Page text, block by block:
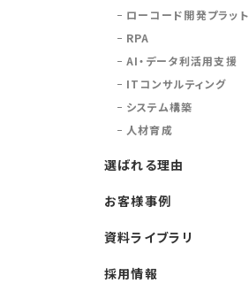
ローコード開発プラッ
RPA
AI・データ利活用支援
ITコンサルティング
システム構築
人材育成
選ばれる理由
お客様事例
資料ライブラリ
採用情報